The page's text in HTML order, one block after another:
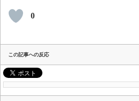
0
この記事への反応